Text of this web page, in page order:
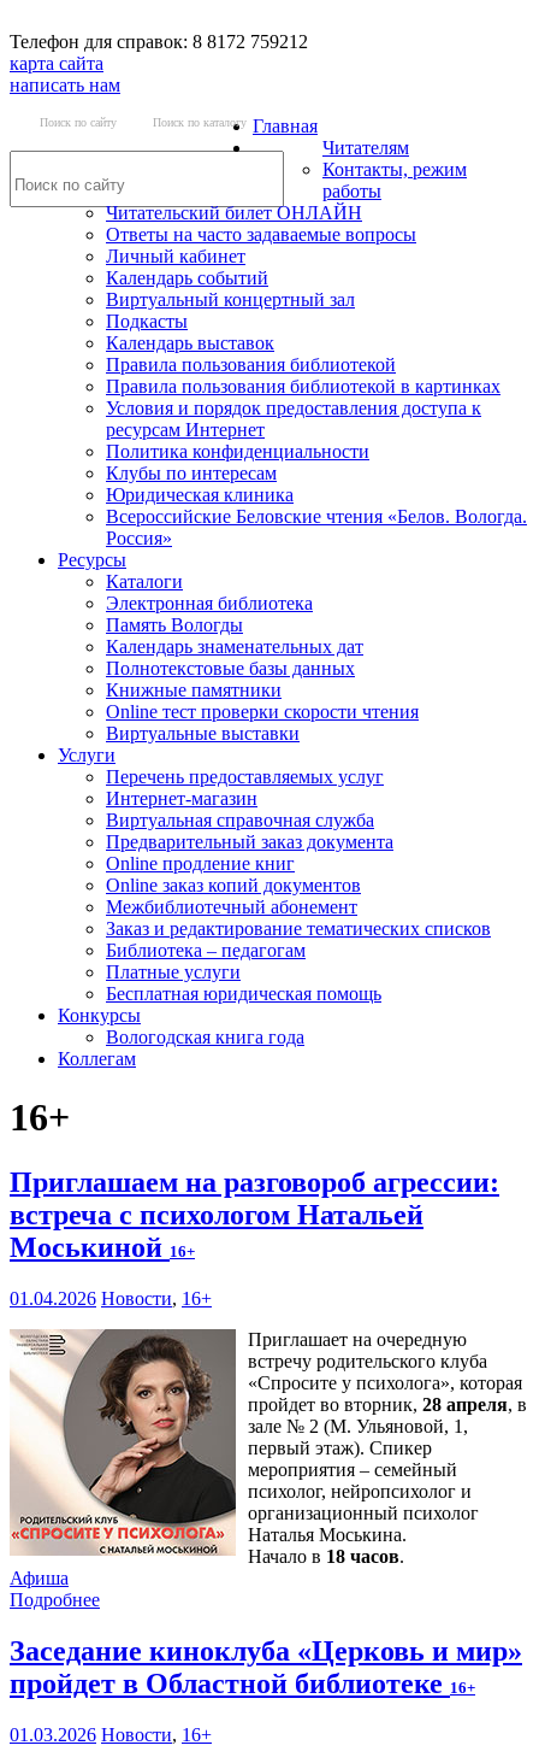
Телефон для справок: 8 8172 759212
карта сайта
написать нам
Поиск по сайту Поиск по каталогу Главная
Читателям
Контакты, режим
работы
Читательский билет ОНЛАЙН
Ответы на часто задаваемые вопросы
Личный кабинет
Календарь событий
Виртуальный концертный зал
Подкасты
Календарь выставок
Правила пользования библиотекой
Правила пользования библиотекой в картинках
Условия и порядок предоставления доступа к
ресурсам Интернет
Политика конфиденциальности
Клубы по интересам
Юридическая клиника
Всероссийские Беловские чтения «Белов. Вологда.
Россия»
Ресурсы
Каталоги
Электронная библиотека
Память Вологды
Календарь знаменательных дат
Полнотекстовые базы данных
Книжные памятники
Online тест проверки скорости чтения
Виртуальные выставки
Услуги
Перечень предоставляемых услуг
Интернет-магазин
Виртуальная справочная служба
Предварительный заказ документа
Online продление книг
Online заказ копий документов
Межбиблиотечный абонемент
Заказ и редактирование тематических списков
Библиотека – педагогам
Платные услуги
Бесплатная юридическая помощь
Конкурсы
Вологодская книга года
Коллегам
16+
Приглашаем на разговороб агрессии:
встреча с психологом Натальей
Моськиной 16+
01.04.2026 Новости, 16+
Приглашает на очередную
встречу родительского клуба
«Спросите у психолога», которая
пройдет во вторник, 28 апреля, в
зале № 2 (М. Ульяновой, 1,
первый этаж). Спикер
мероприятия – семейный
психолог, нейропсихолог и
организационный психолог
Наталья Моськина.
Начало в 18 часов.
Афиша
Подробнее
Заседание киноклуба «Церковь и мир»
пройдет в Областной библиотеке 16+
01.03.2026 Новости, 16+